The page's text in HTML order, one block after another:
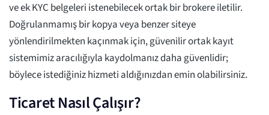
ve ek KYC belgeleri istenebilecek ortak bir brokere iletilir.
Doğrulanmamış bir kopya veya benzer siteye
yönlendirilmekten kaçınmak için, güvenilir ortak kayıt
sistemimiz aracılığıyla kaydolmanız daha güvenlidir;
böylece istediğiniz hizmeti aldığınızdan emin olabilirsiniz.
Ticaret Nasıl Çalışır?